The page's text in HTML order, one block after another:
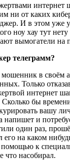
ни от каких
И в этом уже
ноу хау тут нету
вымогатели на
телеграмм?
в своём
Только
интернет
бы
вашу
напишет и
один раз,
на каком
помощью к
что насобирал.